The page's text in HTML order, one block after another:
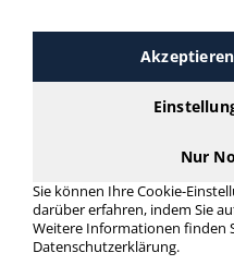
PGI-5BK >
PGI-5BK
günstigen Preis. Finden Sie
PGI-5BK mit unserer Filter-
Druckerpatronen
Nur
Sie können Ihre Cookie-
darüber erfahren, indem Sie
Weitere Informationen finden
Datenschutzerklärung.